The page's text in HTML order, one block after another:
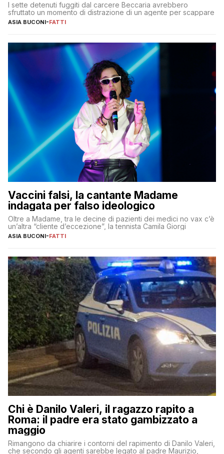
I sette detenuti fuggiti dal carcere Beccaria avrebbero
sfruttato un momento di distrazione di un agente per scappare
ASIA BUCONI-FATTI
Vaccini falsi, la cantante Madame
indagata per falso ideologico
Oltre a Madame, tra le decine di pazienti dei medici no vax c’è
un’altra “cliente d’eccezione”, la tennista Camila Giorgi
ASIA BUCONI-FATTI
Chi è Danilo Valeri, il ragazzo rapito a
Roma: il padre era stato gambizzato a
maggio
Rimangono da chiarire i contorni del rapimento di Danilo Valeri,
che secondo gli agenti sarebbe legato al padre Maurizio,